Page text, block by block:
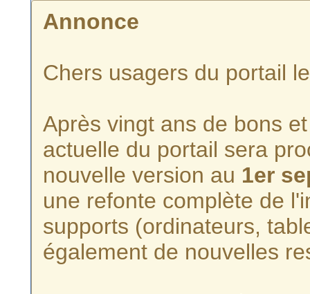
Annonce
Chers usagers du portail
Après vingt ans de bons
actuelle du portail sera
nouvelle version au 1er
une refonte complète de
supports (ordinateurs,
également de nouvelles